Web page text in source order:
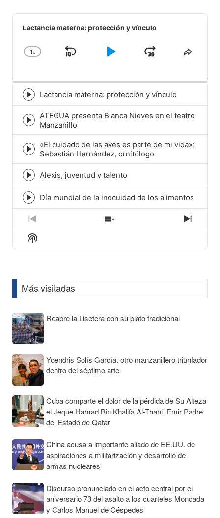
Audio
Player
Lactancia materna: protección y vínculo
Change
1x
Skip
Play
JumpShare
Episode
play
icon
Lactancia materna: protección y vínculo
Episode
play
icon
ATEGUA presenta Blanca Nieves en el teatro
Manzanillo
Episode
play
icon
«El cuidado de las aves es parte de mi vida»:
Sebastián Hernández, ornitólogo
Episode
play
icon
Alexis, juventud y talento
Episode
play
icon
Día mundial de la inocuidad de los alimentos
Previous
Episode
Show
Episodes
Next
Show
Podcast
Más visitadas
Reabre la Lisetera con su plato tradicional
Yoendris Solís García, otro manzanillero triunfador
dentro del séptimo arte
Cuba comparte el dolor de la pérdida de Su Alteza
el Jeque Hamad Bin Khalifa Al-Thani, Emir Padre
del Estado de Qatar
China acusa a importante aliado de EE.UU. de
aspiraciones a militarización y desarrollo de
armas nucleares
Discurso pronunciado en el acto central por el
aniversario 73 del asalto a los cuarteles Moncada
y Carlos Manuel de Céspedes